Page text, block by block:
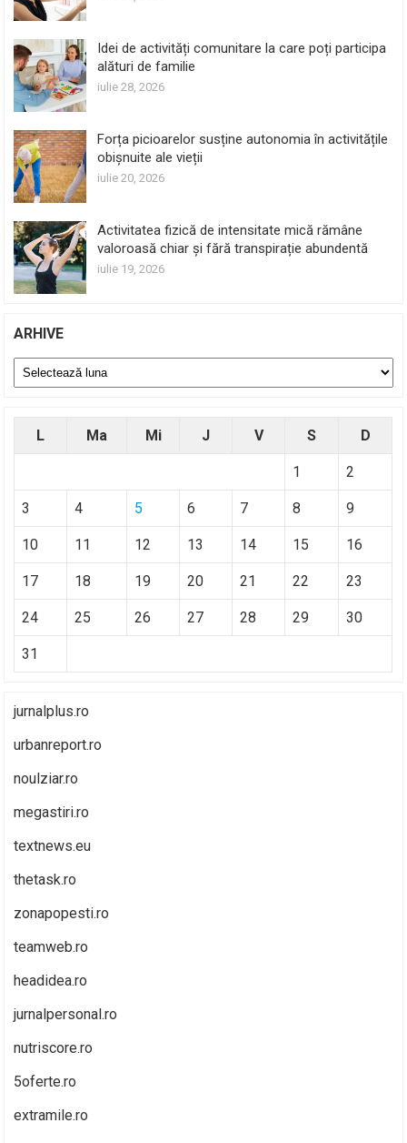
Idei de activități comunitare la care poți participa
alături de familie
iulie 28, 2026
Forța picioarelor susține autonomia în activitățile
obișnuite ale vieții
iulie 20, 2026
Activitatea fizică de intensitate mică rămâne
valoroasă chiar și fără transpirație abundentă
iulie 19, 2026
ARHIVE
Arhive
L Ma Mi J V S D
1 2
3 4 5 6 7 8 9
10 11 12 13 14 15 16
17 18 19 20 21 22 23
24 25 26 27 28 29 30
31
jurnalplus.ro
urbanreport.ro
noulziar.ro
megastiri.ro
textnews.eu
thetask.ro
zonapopesti.ro
teamweb.ro
headidea.ro
jurnalpersonal.ro
nutriscore.ro
5oferte.ro
extramile.ro